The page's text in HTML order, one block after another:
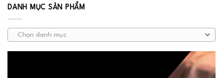
DANH MỤC SẢN PHẨM
Chọn danh mục